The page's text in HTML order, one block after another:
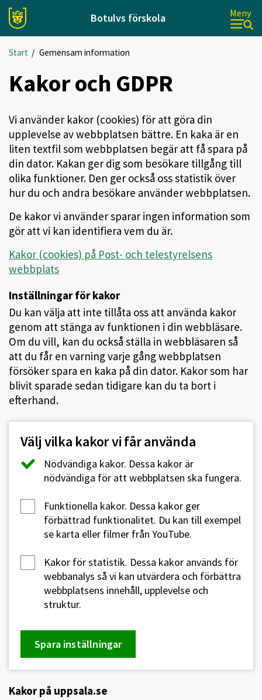
Botulvs förskola Meny
Start / Gemensam information
Kakor och GDPR
Vi använder kakor (cookies) för att göra din
upplevelse av webbplatsen bättre. En kaka är en
liten textfil som webbplatsen begär att få spara på
din dator. Kakan ger dig som besökare tillgång till
olika funktioner. Den ger också oss statistik över
hur du och andra besökare använder webbplatsen.
De kakor vi använder sparar ingen information som
gör att vi kan identifiera vem du är.
Kakor (cookies) på Post- och telestyrelsens
webbplats
Inställningar för kakor
Du kan välja att inte tillåta oss att använda kakor
genom att stänga av funktionen i din webbläsare.
Om du vill, kan du också ställa in webbläsaren så
att du får en varning varje gång webbplatsen
försöker spara en kaka på din dator. Kakor som har
blivit sparade sedan tidigare kan du ta bort i
efterhand.
Välj vilka kakor vi får använda
Nödvändiga kakor. Dessa kakor är
nödvändiga för att webbplatsen ska fungera.
Funktionella kakor. Dessa kakor ger
förbättrad funktionalitet. Du kan till exempel
se karta eller filmer från YouTube.
Kakor för statistik. Dessa kakor används för
webbanalys så vi kan utvärdera och förbättra
webbplatsens innehåll, upplevelse och
struktur.
Spara inställningar
Kakor på uppsala.se